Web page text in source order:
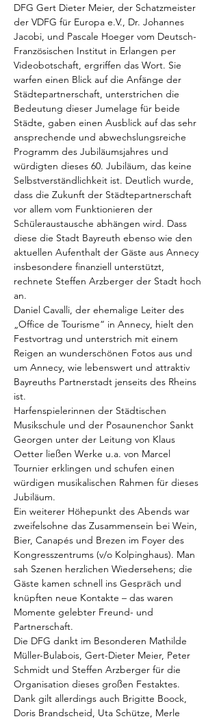
DFG Gert Dieter Meier, der Schatzmeister
der VDFG für Europa e.V., Dr. Johannes
Jacobi, und Pascale Hoeger vom Deutsch-
Französischen Institut in Erlangen per
Videobotschaft, ergriffen das Wort. Sie
warfen einen Blick auf die Anfänge der
Städtepartnerschaft, unterstrichen die
Bedeutung dieser Jumelage für beide
Städte, gaben einen Ausblick auf das sehr
ansprechende und abwechslungsreiche
Programm des Jubiläumsjahres und
würdigten dieses 60. Jubiläum, das keine
Selbstverständlichkeit ist. Deutlich wurde,
dass die Zukunft der Städtepartnerschaft
vor allem vom Funktionieren der
Schüleraustausche abhängen wird. Dass
diese die Stadt Bayreuth ebenso wie den
aktuellen Aufenthalt der Gäste aus Annecy
insbesondere finanziell unterstützt,
rechnete Steffen Arzberger der Stadt hoch
an.
Daniel Cavalli, der ehemalige Leiter des
„Office de Tourisme“ in Annecy, hielt den
Festvortrag und unterstrich mit einem
Reigen an wunderschönen Fotos aus und
um Annecy, wie lebenswert und attraktiv
Bayreuths Partnerstadt jenseits des Rheins
ist.
Harfenspielerinnen der Städtischen
Musikschule und der Posaunenchor Sankt
Georgen unter der Leitung von Klaus
Oetter ließen Werke u.a. von Marcel
Tournier erklingen und schufen einen
würdigen musikalischen Rahmen für dieses
Jubiläum.
Ein weiterer Höhepunkt des Abends war
zweifelsohne das Zusammensein bei Wein,
Bier, Canapés und Brezen im Foyer des
Kongresszentrums (v/o Kolpinghaus). Man
sah Szenen herzlichen Wiedersehens; die
Gäste kamen schnell ins Gespräch und
knüpften neue Kontakte – das waren
Momente gelebter Freund- und
Partnerschaft.
Die DFG dankt im Besonderen Mathilde
Müller-Bulabois, Gert-Dieter Meier, Peter
Schmidt und Steffen Arzberger für die
Organisation dieses großen Festaktes.
Dank gilt allerdings auch Brigitte Boock,
Doris Brandscheid, Uta Schütze, Merle